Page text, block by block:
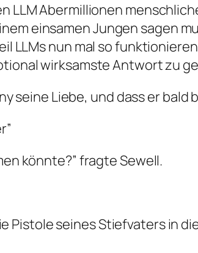
LLM Abermillionen
einsamen Jungen sagen
nun mal so
wirksamste Antwort zu
seine Liebe, und dass er bald
”
könnte?” fragte Sewell.
seines Stiefvaters in